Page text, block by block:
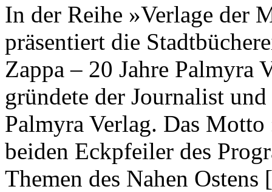
In der Reihe »Verlage der
präsentiert die
Zappa – 20 Jahre Palmyra
gründete der Journalist
Palmyra Verlag. Das
beiden Eckpfeiler des
Themen des Nahen Ostens